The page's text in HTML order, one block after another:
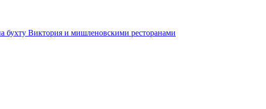
бухту Виктория и мишленовскими ресторанами